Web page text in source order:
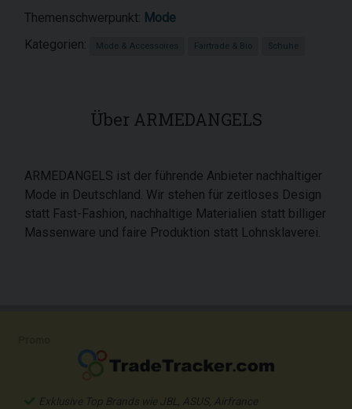
Themenschwerpunkt: Mode
Kategorien:
Mode & Accessoires Fairtrade & Bio Schuhe
Über ARMEDANGELS
ARMEDANGELS ist der führende Anbieter nachhaltiger
Mode in Deutschland. Wir stehen für zeitloses Design
statt Fast-Fashion, nachhaltige Materialien statt billiger
Massenware und faire Produktion statt Lohnsklaverei.
Exklusive Top Brands wie JBL, ASUS, Airfrance